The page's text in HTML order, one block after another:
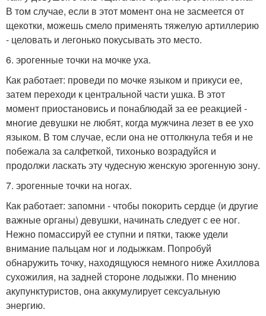
В том случае, если в этот момент она не засмеется от
щекотки, можешь смело применять тяжелую артиллерию
- целовать и легонько покусывать это место.
6. эрогенные точки на мочке уха.
Как работает: проведи по мочке языком и прикуси ее,
затем переходи к центральной части ушка. В этот
момент приостановись и понаблюдай за ее реакцией -
многие девушки не любят, когда мужчина лезет в ее ухо
языком. В том случае, если она не оттолкнула тебя и не
побежала за салфеткой, тихонько возрадуйся и
продолжи ласкать эту чудесную женскую эрогенную зону.
7. эрогенные точки на ногах.
Как работает: запомни - чтобы покорить сердце (и другие
важные органы) девушки, начинать следует с ее ног.
Нежно помассируй ее ступни и пятки, также удели
внимание пальцам ног и лодыжкам. Попробуй
обнаружить точку, находящуюся немного ниже Ахиллова
сухожилия, на задней стороне лодыжки. По мнению
акупунктуристов, она аккумулирует сексуальную
энергию.